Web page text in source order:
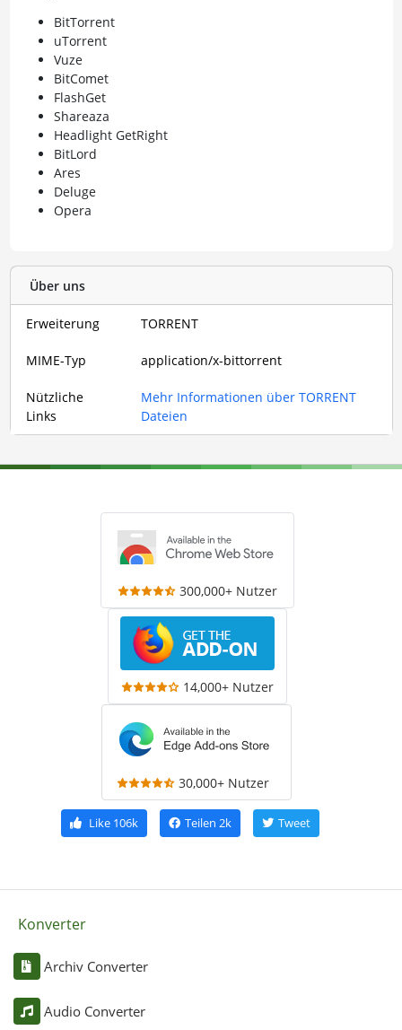
BitTorrent
uTorrent
Vuze
BitComet
FlashGet
Shareaza
Headlight GetRight
BitLord
Ares
Deluge
Opera
Über uns
Erweiterung TORRENT
MIME-Typ application/x-bittorrent
Nützliche
Links
Mehr Informationen über TORRENT
Dateien
300,000+ Nutzer
14,000+ Nutzer
30,000+ Nutzer
Like 106k Teilen 2k Tweet
Konverter
Archiv Converter
Audio Converter